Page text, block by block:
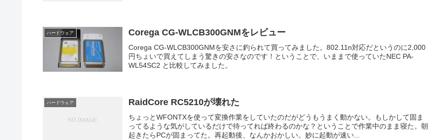
ハードウェア Corega CG-WLCB300GNMをレビュー
Corega CG-WLCB300GNMを安さに釣られて買ってみました。802.11n対応だというのに2,000
円ちょいで買えてしまう驚きの安さなのです！ということで、いままで使っていたNEC PA-
WL54SC2 と比較してみました。
ハードウェア RaidCore RC5210が壊れた
ちょっとWFONTXを使って変換作業をしていたのだがどうもうまく動かない。もしかして固ま
ってるような気がしているだけで待ってれば終わるのかな？ということで作業中のまま寝た。朝
起きたらPCが固まってた。再起動後、なんかおかしい。妙に起動が速い...